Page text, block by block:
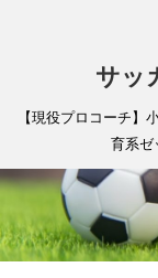
サッ
【現役プロコーチ】
育系ゼ